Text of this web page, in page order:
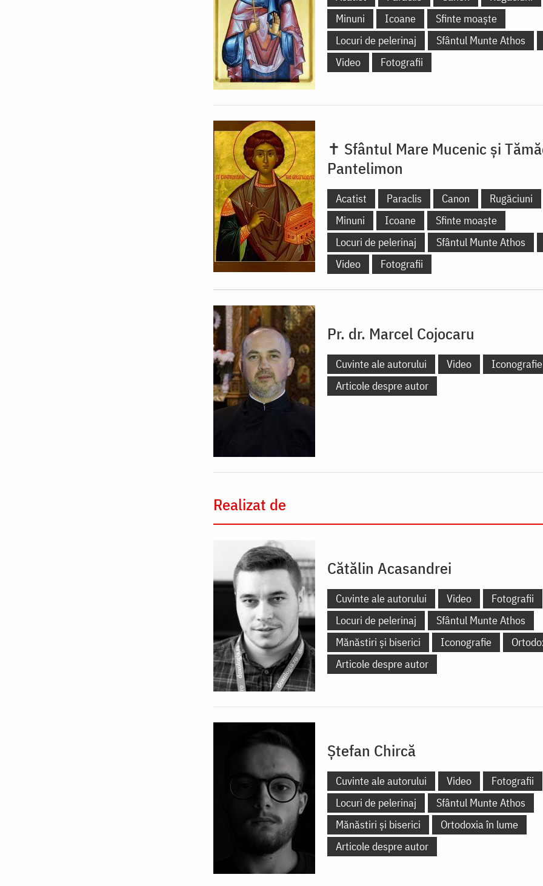
Minuni
Icoane
Sfinte moaște
Locuri de pelerinaj
Sfântul Munte Athos
Video
Fotografii
✝ Sfântul Mare Mucenic și
Pantelimon
Acatist Paraclis Canon Rugăciuni
Minuni
Icoane
Sfinte moaște
Locuri de pelerinaj
Sfântul Munte Athos
Video
Fotografii
Pr. dr. Marcel Cojocaru
Cuvinte ale autorului Video
Iconografie
Articole despre autor
Realizat de
Cătălin Acasandrei
Cuvinte ale autorului Video
Fotografii
Locuri de pelerinaj
Sfântul Munte Athos
Mănăstiri și biserici
Iconografie
Articole despre autor
Ștefan Chircă
Cuvinte ale autorului Video
Fotografii
Locuri de pelerinaj
Sfântul Munte Athos
Mănăstiri și biserici
Ortodoxia în lume
Articole despre autor